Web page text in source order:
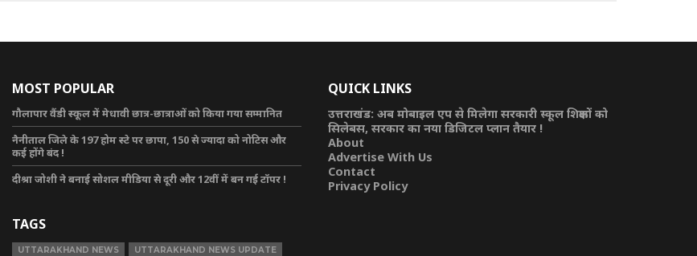
MOST POPULAR
गौलापार वैंडी स्कूल में मेधावी छात्र-छात्राओं को किया गया सम्मानित
नैनीताल जिले के 197 होम स्टे पर छापा, 150 से ज्यादा को नोटिस और
कई होंगे बंद !
दीश्रा जोशी ने बनाई सोशल मीडिया से दूरी और 12वीं में बन गई टॉपर !
QUICK LINKS
उत्तराखंड: अब मोबाइल एप से मिलेगा सरकारी स्कूल शिक्षकों को
सिलेबस, सरकार का नया डिजिटल प्लान तैयार !
About
Advertise With Us
Contact
Privacy Policy
TAGS
UTTARAKHAND NEWS
UTTARAKHAND NEWS UPDATE